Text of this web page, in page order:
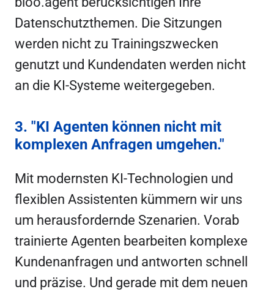
Datenschutzthemen. Die Sitzungen
werden nicht zu Trainingszwecken
genutzt und Kundendaten werden nicht
an die KI-Systeme weitergegeben.
3. "KI Agenten können nicht mit
komplexen Anfragen umgehen."
Mit modernsten KI-Technologien und
flexiblen Assistenten kümmern wir uns
um herausfordernde Szenarien. Vorab
trainierte Agenten bearbeiten komplexe
Kundenanfragen und antworten schnell
und präzise. Und gerade mit dem neuen